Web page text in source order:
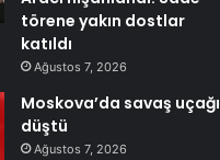
törene yakın dostlar
katıldı
Ağustos 7, 2026
Moskova’da savaş uçağı
düştü
Ağustos 7, 2026